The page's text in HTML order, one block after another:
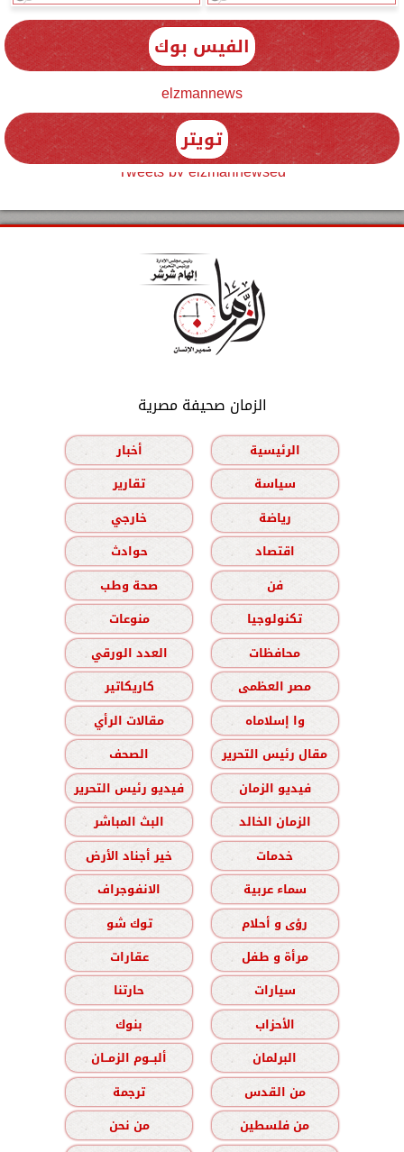
الفيس بوك
elzmannews
تويتر
Tweets by elzmannewseg
الزمان صحيفة مصرية
الرئيسية
أخبار
سياسة
تقارير
رياضة
خارجي
اقتصاد
حوادث
فن
صحة وطب
تكنولوجيا
منوعات
محافظات
العدد الورقي
مصر العظمى
كاريكاتير
وا إسلاماه
مقالات الرأي
مقال رئيس التحرير
الصحف
فيديو الزمان
فيديو رئيس التحرير
الزمان الخالد
البث المباشر
خدمات
خير أجناد الأرض
سماء عربية
الانفوجراف
رؤى و أحلام
توك شو
مرأة و طفل
عقارات
سيارات
حارتنا
الأحزاب
بنوك
البرلمان
ألبــوم الزمــان
من القدس
ترجمة
من فلسطين
من نحن